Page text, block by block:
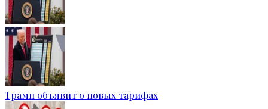
Трамп объявит о новых тарифах